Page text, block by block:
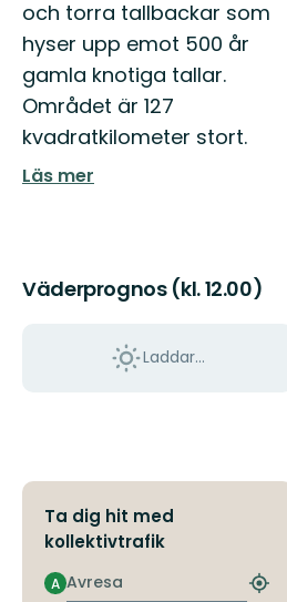
och torra tallbackar som
hyser upp emot 500 år
gamla knotiga tallar.
Området är 127
kvadratkilometer stort.
Läs mer
Väderprognos (kl. 12.00)
Laddar...
Ta dig hit med
kollektivtrafik
Avresa
A
Hitta